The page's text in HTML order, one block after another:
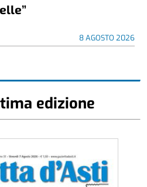
8 AGOSTO 2026
edizione